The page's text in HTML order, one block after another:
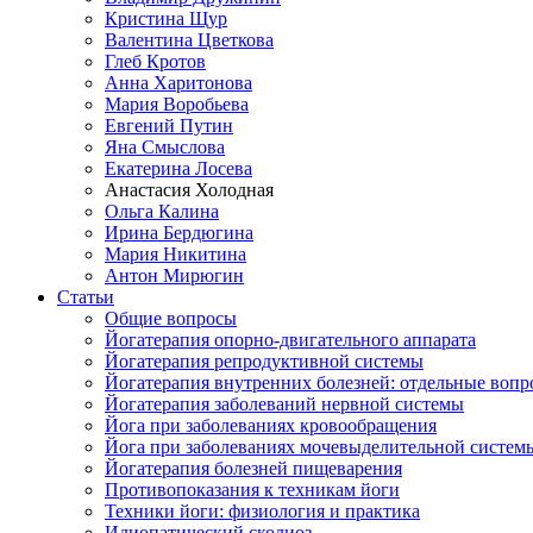
Кристина Щур
Валентина Цветкова
Глеб Кротов
Анна Харитонова
Мария Воробьева
Евгений Путин
Яна Смыслова
Екатерина Лосева
Анастасия Холодная
Ольга Калина
Ирина Бердюгина
Мария Никитина
Антон Мирюгин
Статьи
Общие вопросы
Йогатерапия опорно-двигательного аппарата
Йогатерапия репродуктивной системы
Йогатерапия внутренних болезней: отдельные
Йогатерапия заболеваний нервной системы
Йога при заболеваниях кровообращения
Йога при заболеваниях мочевыделительной
Йогатерапия болезней пищеварения
Противопоказания к техникам йоги
Техники йоги: физиология и практика